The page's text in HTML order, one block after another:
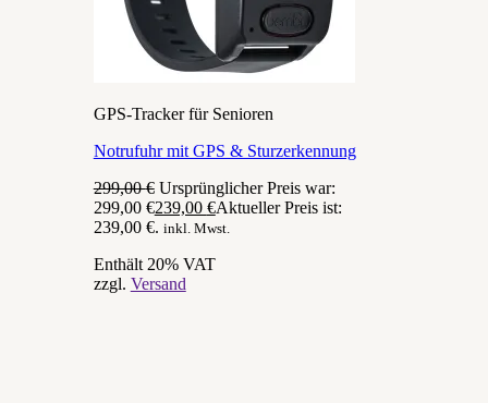
GPS-Tracker für Senioren
Notrufuhr mit GPS & Sturzerkennung
299,00€ Ursprünglicher Preis war:
299,00 €239,00 €Aktueller Preis ist:
239,00 €. inkl. Mwst.
Enthält 20% VAT
zzgl. Versand